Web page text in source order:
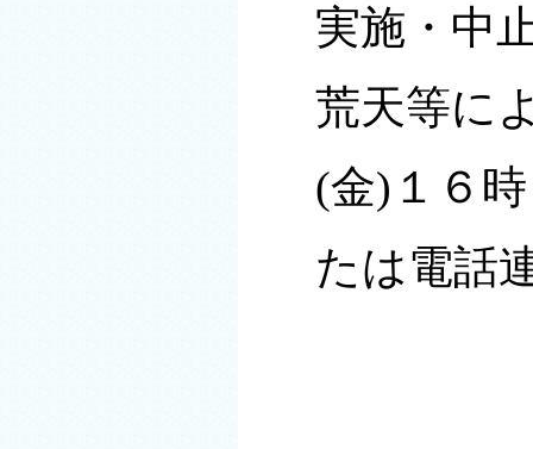
実施・中
荒天等に
(金)１６
たは電話